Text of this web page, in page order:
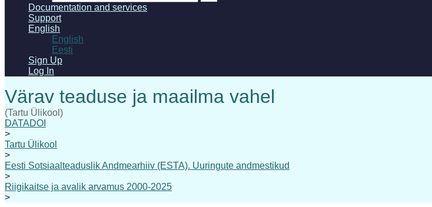
Documentation and services
Support
English
English
Eesti
Sign Up
Log In
(Tartu Ülikool)
DATADOI
>
Tartu Ülikool
>
Eesti Sotsiaalteaduslik Andmearhiiv (ESTA). Uuringute andmestikud
>
Riigikaitse ja avalik arvamus 2000-2025
>